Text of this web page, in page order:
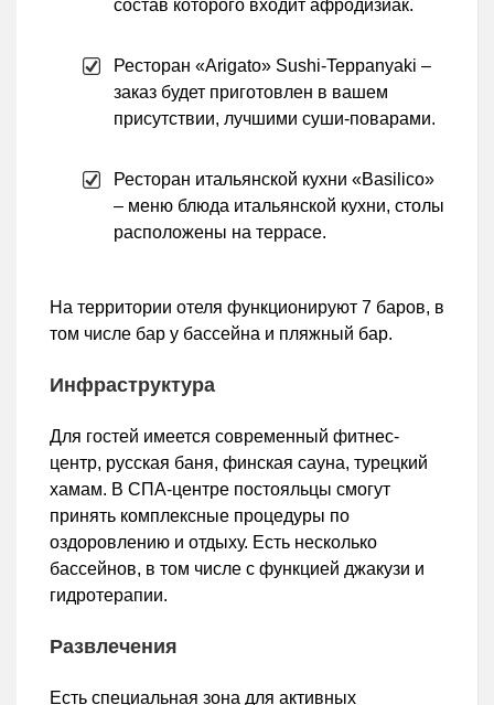
состав которого входит афродизиак.
Ресторан «Arigato» Sushi-Teppanyaki –
заказ будет приготовлен в вашем
присутствии, лучшими суши-поварами.
Ресторан итальянской кухни «Basilico»
– меню блюда итальянской кухни, столы
расположены на террасе.
На территории отеля функционируют 7 баров, в
том числе бар у бассейна и пляжный бар.
Инфраструктура
Для гостей имеется современный фитнес-
центр, русская баня, финская сауна, турецкий
хамам. В СПА-центре постояльцы смогут
принять комплексные процедуры по
оздоровлению и отдыху. Есть несколько
бассейнов, в том числе с функцией джакузи и
гидротерапии.
Развлечения
Есть специальная зона для активных